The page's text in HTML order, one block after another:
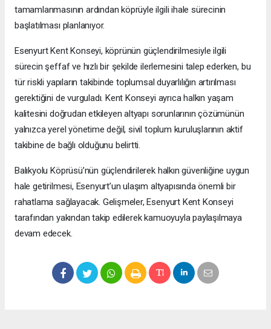
tamamlanmasının ardından köprüyle ilgili ihale sürecinin
başlatılması planlanıyor.
Esenyurt Kent Konseyi, köprünün güçlendirilmesiyle ilgili
sürecin şeffaf ve hızlı bir şekilde ilerlemesini talep ederken, bu
tür riskli yapıların takibinde toplumsal duyarlılığın artırılması
gerektiğini de vurguladı. Kent Konseyi ayrıca halkın yaşam
kalitesini doğrudan etkileyen altyapı sorunlarının çözümünün
yalnızca yerel yönetime değil, sivil toplum kuruluşlarının aktif
takibine de bağlı olduğunu belirtti.
Balıkyolu Köprüsü’nün güçlendirilerek halkın güvenliğine uygun
hale getirilmesi, Esenyurt’un ulaşım altyapısında önemli bir
rahatlama sağlayacak. Gelişmeler, Esenyurt Kent Konseyi
tarafından yakından takip edilerek kamuoyuyla paylaşılmaya
devam edecek.